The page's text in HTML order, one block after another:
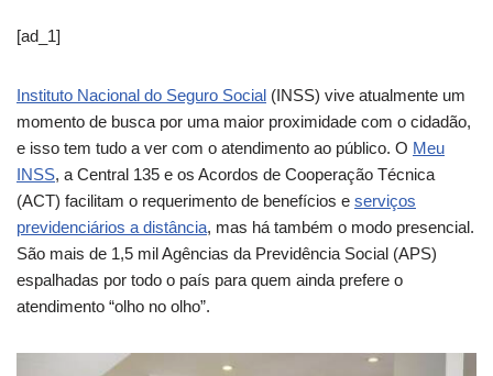
[ad_1]
Instituto Nacional do Seguro Social (INSS) vive atualmente um
momento de busca por uma maior proximidade com o cidadão,
e isso tem tudo a ver com o atendimento ao público. O Meu
INSS, a Central 135 e os Acordos de Cooperação Técnica
(ACT) facilitam o requerimento de benefícios e serviços
previdenciários a distância, mas há também o modo presencial.
São mais de 1,5 mil Agências da Previdência Social (APS)
espalhadas por todo o país para quem ainda prefere o
atendimento “olho no olho”.